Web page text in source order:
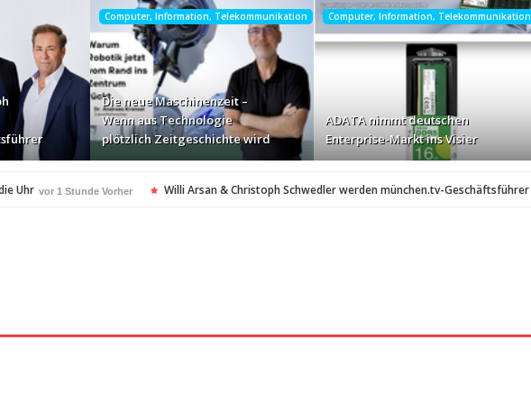
Computer, Information, Telekommunikation
Die neue Maschinenzeit –
Wenn aus Technologie
plötzlich Zeitgeschichte wird
Computer, Information, Telekommunikation
ADATA nimmt deutschen
Enterprise-Markt ins Visier
Uhr vor 1 Stunde Vorher Willi Arsan & Christoph Schwedler werden münchen.tv-Geschäftsführer
Batterie-Unabhängigkeit: Die Entstehung des Battery Valley in Québec
Virginia Beach
Angebot für Hotels